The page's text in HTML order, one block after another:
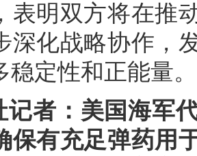
表明双方将在推
深化战略协作，
稳定性和正能量。
记者：美国海军
保有充足弹药用